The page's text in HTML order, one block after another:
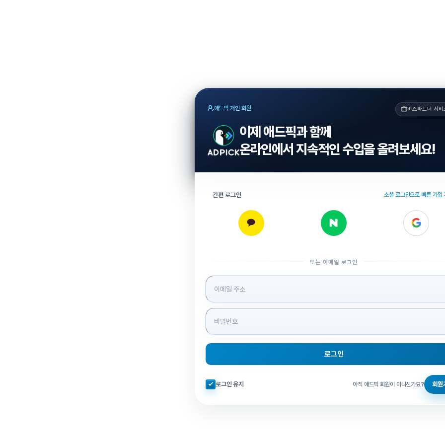
애드픽 개인 회원 비즈파트너 서비
이제 애드픽과 함께
온라인에서 지속적인 수입을 올려보세요!
간편 로그인 소셜 로그인으로 빠른 가입
또는 이메일 로그인
로그인 정보 입력
로그인
자동로그인 체크
로그인 유지 아직 애드픽 회원이 아니신가요? 회원